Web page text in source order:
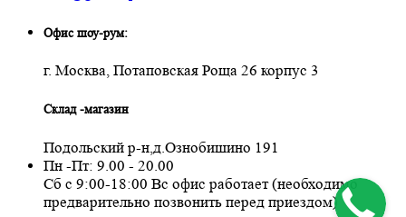
Офис шоу-рум:
г. Москва, Потаповская Роща 26 корпус 3
Склад -магазин
Подольский р-н,д.Ознобишино 191
Пн -Пт: 9.00 - 20.00
Сб с 9:00-18:00 Вс офис работает (необходимо
предварительно позвонить перед приездом)